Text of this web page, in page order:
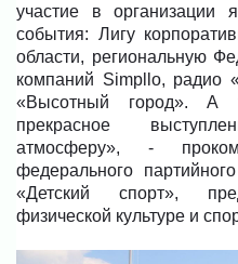
участие в организации
события: Лигу
области, региональную
компаний Simpllo, радио
«Высотный город». А
прекрасное
атмосферу», -
федерального
«Детский спорт»,
физической культуре и